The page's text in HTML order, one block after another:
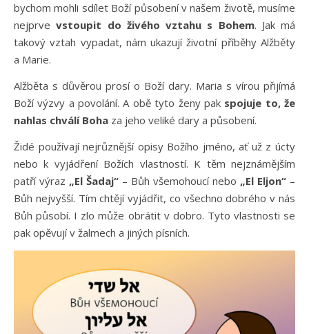
bychom mohli sdílet Boží působení v našem životě, musíme
nejprvevstoupit do živého vztahu s Bohem. Jak má
takový vztah vypadat, nám ukazují životní příběhy Alžběty
a Marie.
Alžběta s důvěrou prosí o Boží dary. Maria s vírou přijímá
Boží výzvy a povolání. A obě tyto ženy pak spojuje to, že
nahlas chválí Boha za jeho veliké dary a působení.
Židé používají nejrůznější opisy Božího jméno, ať už z úcty
nebo k vyjádření Božích vlastností. K těm nejznámějším
patří výraz „El Šadaj“ – Bůh všemohoucí nebo „El Eljon“ –
Bůh nejvyšší. Tím chtějí vyjádřit, co všechno dobrého v nás
Bůh působí. I zlo může obrátit v dobro. Tyto vlastnosti se
pak opěvují v žalmech a jiných písních.